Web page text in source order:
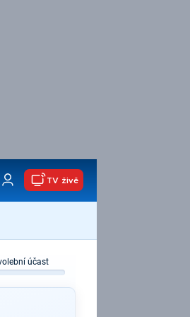
TV živě
účast